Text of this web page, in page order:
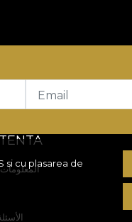
si cu plasarea de
Email
المعلومات